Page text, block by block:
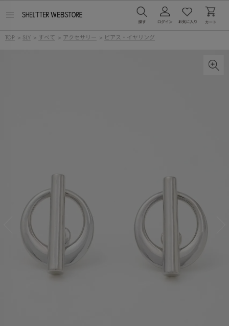
ー
TOP > SLY > すべて > アクセサリー > ピアス・イヤリング